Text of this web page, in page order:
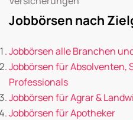
Jobbörsen nach
Jobbörsen alle Branchen
Jobbörsen für Absolventen,
Professionals
Jobbörsen für Agrar &
Jobbörsen für Apotheker